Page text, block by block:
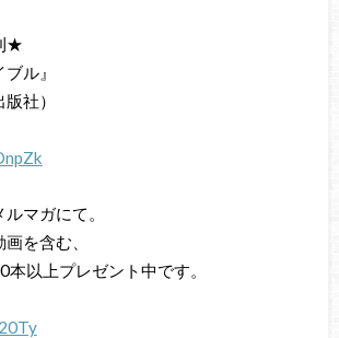
★
ル』
社）
マガにて。
を含む、
本以上プレゼント中です。